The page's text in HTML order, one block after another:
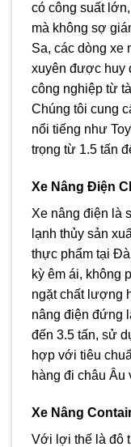
có công suất
mà không sợ
Sa, các dòng xe
xuyên được huy
công nghiệp từ
Chúng tôi cung
nổi tiếng như
trọng từ 1.5 tấn
Xe Nâng Điện
Xe nâng điện là
lạnh thủy sản
thực phẩm tại
kỳ êm ái, không
ngặt chất lượng
nâng điện đứng
đến 3.5 tấn, sử
hợp với tiêu
hàng đi châu Âu
Xe Nâng
Với lợi thế là đô